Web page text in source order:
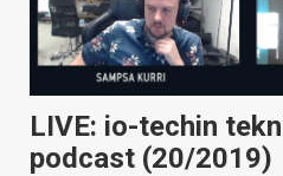
LIVE: io-techin
podcast (20/2019)